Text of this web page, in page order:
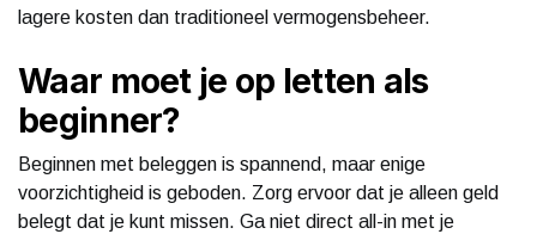
lagere kosten dan traditioneel vermogensbeheer.
Waar moet je op letten als
beginner?
Beginnen met beleggen is spannend, maar enige
voorzichtigheid is geboden. Zorg ervoor dat je alleen geld
belegt dat je kunt missen. Ga niet direct all-in met je